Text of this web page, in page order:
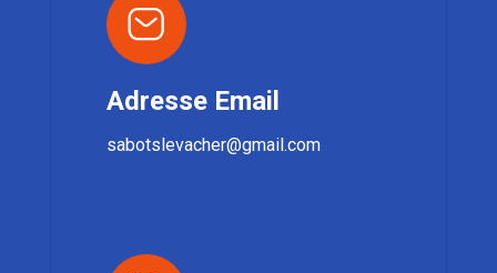
Adresse Email
sabotslevacher@gmail.com